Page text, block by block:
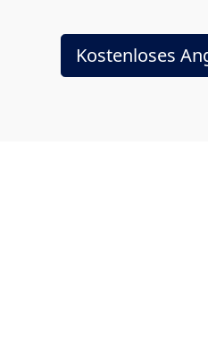
Kostenloses